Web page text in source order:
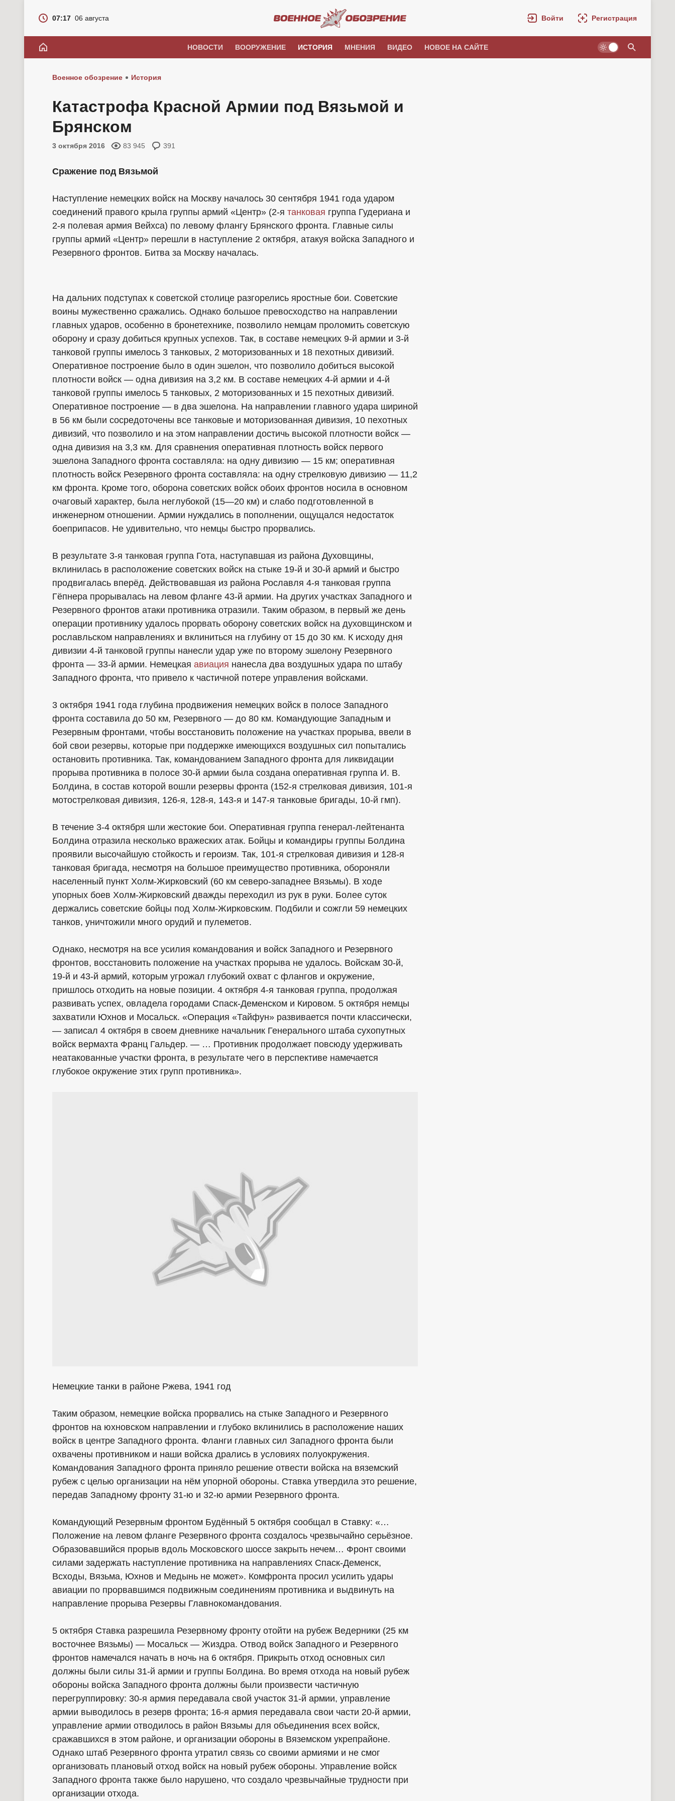
07:17 06 августа Войти Регистрация
НОВОСТИ ВООРУЖЕНИЕ ИСТОРИЯ МНЕНИЯ ВИДЕО НОВОЕ НА САЙТЕ
Военное обозрение История
Катастрофа Красной Армии под Вязьмой и
Брянском
3 октября 2016 83 945 391
Сражение под Вязьмой
Наступление немецких войск на Москву началось 30 сентября 1941 года ударом
соединений правого крыла группы армий «Центр» (2-я танковая группа Гудериана и
2-я полевая армия Вейхса) по левому флангу Брянского фронта. Главные силы
группы армий «Центр» перешли в наступление 2 октября, атакуя войска Западного и
Резервного фронтов. Битва за Москву началась.
На дальних подступах к советской столице разгорелись яростные бои. Советские
воины мужественно сражались. Однако большое превосходство на направлении
главных ударов, особенно в бронетехнике, позволило немцам проломить советскую
оборону и сразу добиться крупных успехов. Так, в составе немецких 9-й армии и 3-й
танковой группы имелось 3 танковых, 2 моторизованных и 18 пехотных дивизий.
Оперативное построение было в один эшелон, что позволило добиться высокой
плотности войск — одна дивизия на 3,2 км. В составе немецких 4-й армии и 4-й
танковой группы имелось 5 танковых, 2 моторизованных и 15 пехотных дивизий.
Оперативное построение — в два эшелона. На направлении главного удара шириной
в 56 км были сосредоточены все танковые и моторизованная дивизия, 10 пехотных
дивизий, что позволило и на этом направлении достичь высокой плотности войск —
одна дивизия на 3,3 км. Для сравнения оперативная плотность войск первого
эшелона Западного фронта составляла: на одну дивизию — 15 км; оперативная
плотность войск Резервного фронта составляла: на одну стрелковую дивизию — 11,2
км фронта. Кроме того, оборона советских войск обоих фронтов носила в основном
очаговый характер, была неглубокой (15—20 км) и слабо подготовленной в
инженерном отношении. Армии нуждались в пополнении, ощущался недостаток
боеприпасов. Не удивительно, что немцы быстро прорвались.
В результате 3-я танковая группа Гота, наступавшая из района Духовщины,
вклинилась в расположение советских войск на стыке 19-й и 30-й армий и быстро
продвигалась вперёд. Действовавшая из района Рославля 4-я танковая группа
Гёпнера прорывалась на левом фланге 43-й армии. На других участках Западного и
Резервного фронтов атаки противника отразили. Таким образом, в первый же день
операции противнику удалось прорвать оборону советских войск на духовщинском и
рославльском направлениях и вклиниться на глубину от 15 до 30 км. К исходу дня
дивизии 4-й танковой группы нанесли удар уже по второму эшелону Резервного
фронта — 33-й армии. Немецкая авиация нанесла два воздушных удара по штабу
Западного фронта, что привело к частичной потере управления войсками.
3 октября 1941 года глубина продвижения немецких войск в полосе Западного
фронта составила до 50 км, Резервного — до 80 км. Командующие Западным и
Резервным фронтами, чтобы восстановить положение на участках прорыва, ввели в
бой свои резервы, которые при поддержке имеющихся воздушных сил попытались
остановить противника. Так, командованием Западного фронта для ликвидации
прорыва противника в полосе 30-й армии была создана оперативная группа И. В.
Болдина, в состав которой вошли резервы фронта (152-я стрелковая дивизия, 101-я
мотострелковая дивизия, 126-я, 128-я, 143-я и 147-я танковые бригады, 10-й гмп).
В течение 3-4 октября шли жестокие бои. Оперативная группа генерал-лейтенанта
Болдина отразила несколько вражеских атак. Бойцы и командиры группы Болдина
проявили высочайшую стойкость и героизм. Так, 101-я стрелковая дивизия и 128-я
танковая бригада, несмотря на большое преимущество противника, обороняли
населенный пункт Холм-Жирковский (60 км северо-западнее Вязьмы). В ходе
упорных боев Холм-Жирковский дважды переходил из рук в руки. Более суток
держались советские бойцы под Холм-Жирковским. Подбили и сожгли 59 немецких
танков, уничтожили много орудий и пулеметов.
Однако, несмотря на все усилия командования и войск Западного и Резервного
фронтов, восстановить положение на участках прорыва не удалось. Войскам 30-й,
19-й и 43-й армий, которым угрожал глубокий охват с флангов и окружение,
пришлось отходить на новые позиции. 4 октября 4-я танковая группа, продолжая
развивать успех, овладела городами Спаск-Деменском и Кировом. 5 октября немцы
захватили Юхнов и Мосальск. «Операция «Тайфун» развивается почти классически,
— записал 4 октября в своем дневнике начальник Генерального штаба сухопутных
войск вермахта Франц Гальдер. — … Противник продолжает повсюду удерживать
неатакованные участки фронта, в результате чего в перспективе намечается
глубокое окружение этих групп противника».
Немецкие танки в районе Ржева, 1941 год
Таким образом, немецкие войска прорвались на стыке Западного и Резервного
фронтов на юхновском направлении и глубоко вклинились в расположение наших
войск в центре Западного фронта. Фланги главных сил Западного фронта были
охвачены противником и наши войска дрались в условиях полуокружения.
Командования Западного фронта приняло решение отвести войска на вяземский
рубеж с целью организации на нём упорной обороны. Ставка утвердила это решение,
передав Западному фронту 31-ю и 32-ю армии Резервного фронта.
Командующий Резервным фронтом Будённый 5 октября сообщал в Ставку: «…
Положение на левом фланге Резервного фронта создалось чрезвычайно серьёзное.
Образовавшийся прорыв вдоль Московского шоссе закрыть нечем… Фронт своими
силами задержать наступление противника на направлениях Спаск-Деменск,
Всходы, Вязьма, Юхнов и Медынь не может». Комфронта просил усилить удары
авиации по прорвавшимся подвижным соединениям противника и выдвинуть на
направление прорыва Резервы Главнокомандования.
5 октября Ставка разрешила Резервному фронту отойти на рубеж Ведерники (25 км
восточнее Вязьмы) — Мосальск — Жиздра. Отвод войск Западного и Резервного
фронтов намечался начать в ночь на 6 октября. Прикрыть отход основных сил
должны были силы 31-й армии и группы Болдина. Во время отхода на новый рубеж
обороны войска Западного фронта должны были произвести частичную
перегруппировку: 30-я армия передавала свой участок 31-й армии, управление
армии выводилось в резерв фронта; 16-я армия передавала свои части 20-й армии,
управление армии отводилось в район Вязьмы для объединения всех войск,
сражавшихся в этом районе, и организации обороны в Вяземском укрепрайоне.
Однако штаб Резервного фронта утратил связь со своими армиями и не смог
организовать плановый отход войск на новый рубеж обороны. Управление войск
Западного фронта также было нарушено, что создало чрезвычайные трудности при
организации отхода.